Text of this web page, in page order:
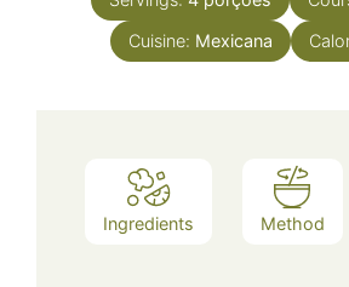
Cuisine: Mexicana
Ingredients Method